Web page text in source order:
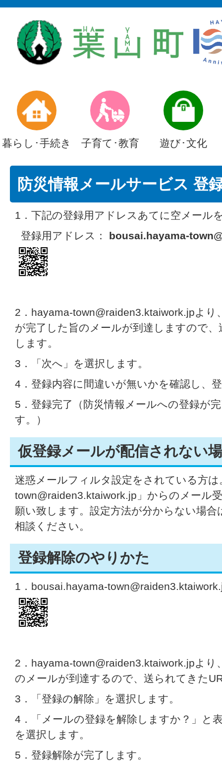
暮らし･手続き 子育て･教育 遊び･文化
防災情報メールサービス 登
1．下記の登録用アドレスあてに空メール
登録用アドレス： bousai.hayama-
2．hayama-town@raiden3.ktaiwork.jpより
が完了した旨のメールが到達しますので
します。
3．「次へ」を選択します。
4．登録内容に間違いが無いかを確認し、
5．登録完了（防災情報メールへの登録が
す。）
仮登録メールが配信されない
迷惑メールフィルタ設定をされている方は
town@raiden3.ktaiwork.jp」からのメール
願い致します。設定方法が分からない場合
相談ください。
登録解除のやりかた
1．bousai.hayama-
2．hayama-town@raiden3.ktaiwork.jpより
のメールが到達するので、送られてきた
3．「登録の解除」を選択します。
4．「メールの登録を解除しますか？」と
を選択します。
5．登録解除が完了します。